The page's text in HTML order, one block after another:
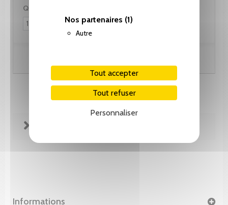
Nos partenaires (1)
Autre
Tout accepter
Tout refuser
Personnaliser
Quantité :
Informations